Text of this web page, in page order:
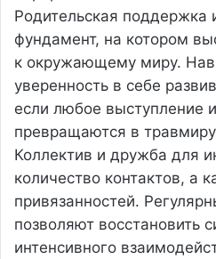
Родительская поддержка
фундамент, на котором
к окружающему миру.
уверенность в себе
если любое выступление
превращаются в
Коллектив и дружба для
количество контактов, а
привязанностей.
позволяют восстановить
интенсивного